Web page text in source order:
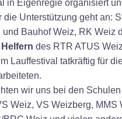
in Eigenregie organisiert
die Unterstützung geht an:
und Bauhof Weiz, RK Weiz
des RTR ATUS
Lauffestival tatkräftig für
wir uns bei den
Weiz, VS Weizberg, MMS